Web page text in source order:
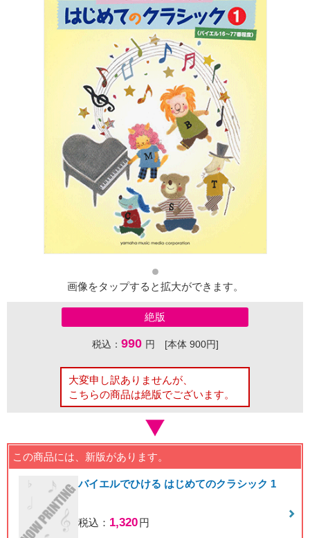
画像をタップすると拡大ができます。
絶版
税込： 990 円 [本体 900円]
大変申し訳ありませんが、
こちらの商品は絶版でございます。
この商品には、新版があります。
バイエルでひける はじめてのクラシック 1
税込： 1,320円